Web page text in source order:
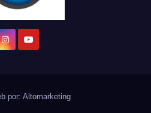
por: Altomarketing